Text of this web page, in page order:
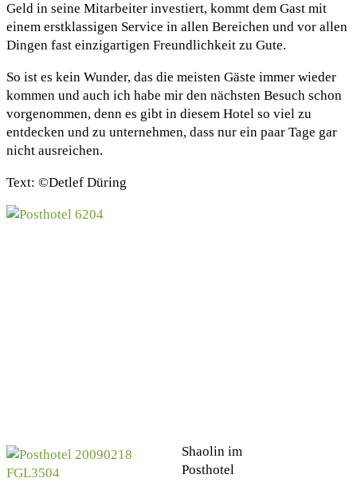
Geld in seine Mitarbeiter investiert, kommt dem Gast mit
einem erstklassigen Service in allen Bereichen und vor allen
Dingen fast einzigartigen Freundlichkeit zu Gute.
So ist es kein Wunder, das die meisten Gäste immer wieder
kommen und auch ich habe mir den nächsten Besuch schon
vorgenommen, denn es gibt in diesem Hotel so viel zu
entdecken und zu unternehmen, dass nur ein paar Tage gar
nicht ausreichen.
Text: ©Detlef Düring
Shaolin im
Posthotel